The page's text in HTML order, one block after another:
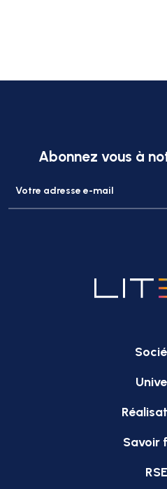
Abonnez vous à
Savoir
RSE